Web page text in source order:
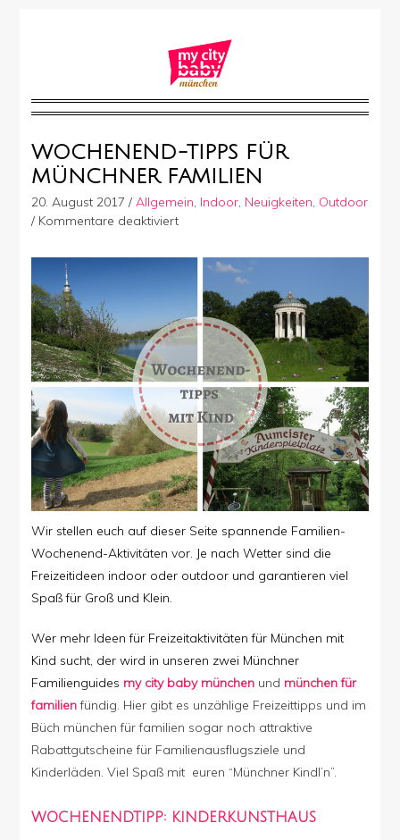
WOCHENEND-TIPPS FÜR
MÜNCHNER FAMILIEN
20. August 2017 / Allgemein, Indoor, Neuigkeiten, Outdoor
/ Kommentare deaktiviertfür
Tipps
Münchner
Familien
Wir stellen euch auf dieser Seite spannende Familien-
Wochenend-Aktivitäten vor. Je nach Wetter sind die
Freizeitideen indoor oder outdoor und garantieren viel
Spaß für Groß und Klein.
Wer mehr Ideen für Freizeitaktivitäten für München mit
Kind sucht, der wird in unseren zwei Münchner
Familienguides my city baby münchen und münchen für
familienfündig. Hier gibt es unzählige Freizeittipps und im
Büch münchen für familien sogar noch attraktive
Rabattgutscheine für Familienausflugsziele und
Kinderläden. Viel Spaß mit euren “Münchner Kindl’n”.
WOCHENENDTIPP: KINDERKUNSTHAUS